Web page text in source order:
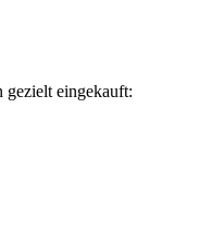
gezielt eingekauft: